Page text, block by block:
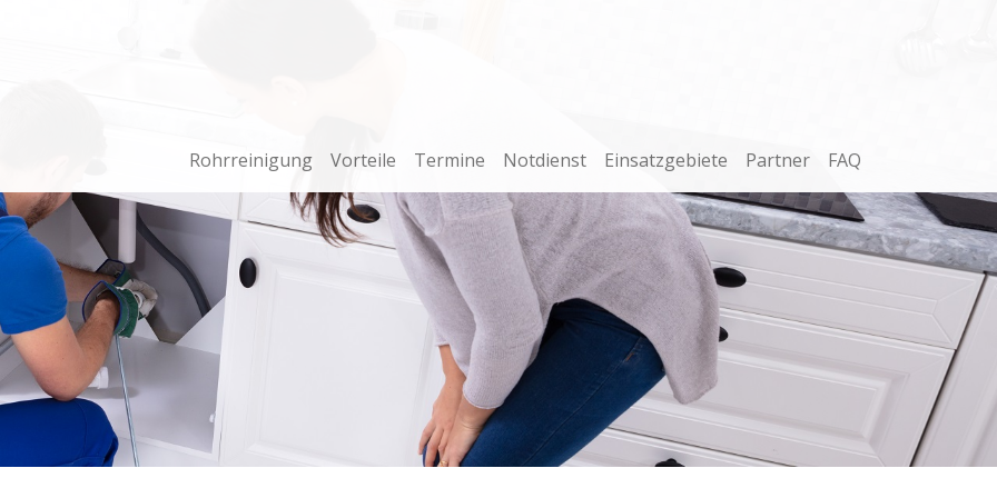
Rohrreinigung Vorteile Termine Notdienst Einsatzgebiete Partner FAQ